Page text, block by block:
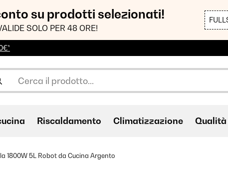
su prodotti selezionati!
SOLO PER 48 ORE!
Riscaldamento Climatizzazione
1800W 5L Robot da Cucina Argento